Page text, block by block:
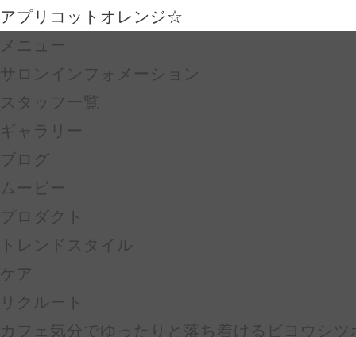
アプリコットオレンジ☆
メニュー
サロンインフォメーション
スタッフ一覧
ギャラリー
ブログ
ムービー
プロダクト
トレンドスタイル
ケア
リクルート
カフェ気分でゆったりと落ち着けるビヨウシ